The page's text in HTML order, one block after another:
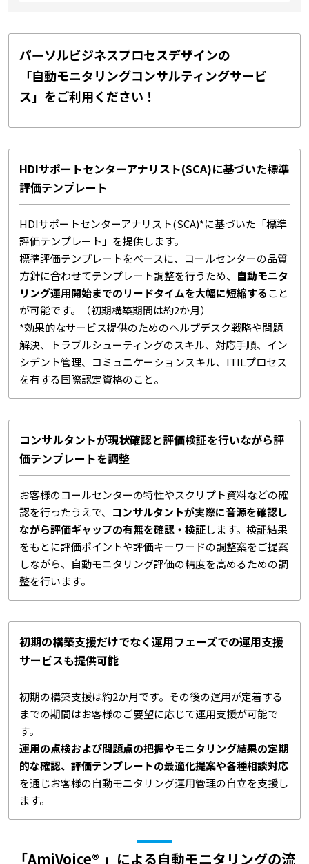
パーソルビジネスプロセスデザインの
「自動モニタリングコンサルティングサービ
ス」をご利用ください！
HDIサポートセンターアナリスト(SCA)に基づいた標準
評価テンプレート
HDIサポートセンターアナリスト(SCA)*に基づいた「標準
評価テンプレート」を提供します。
標準評価テンプレートをベースに、コールセンターの品質
方針に合わせてテンプレート調整を行うため、 自動モニタ
リング運用開始までのリードタイムを大幅に短縮すること
が可能です。（初期構築期間は約2か月）
*効果的なサービス提供のためのヘルプデスク戦略や問題
解決、トラブルシューティングのスキル、対応手順、イン
シデント管理、コミュニケーションスキル、ITILプロセス
を有する国際認定資格のこと。
コンサルタントが現状確認と評価検証を行いながら評
価テンプレートを調整
お客様のコールセンターの特性やスクリプト資料などの確
認を行ったうえで、 コンサルタントが実際に音源を確認し
ながら評価ギャップの有無を確認・検証します。検証結果
をもとに評価ポイントや評価キーワードの調整案をご提案
しながら、自動モニタリング評価の精度を高めるための調
整を行います。
初期の構築支援だけでなく運用フェーズでの運用支援
サービスも提供可能
初期の構築支援は約2か月です。その後の運用が定着する
までの期間はお客様のご要望に応じて運用支援が可能で
す。
運用の点検および問題点の把握やモニタリング結果の定期
的な確認、評価テンプレートの最適化提案や各種相談対応
を通じお客様の自動モニタリング運用管理の自立を支援し
ます。
「AmiVoice® 」による自動モニタリングの流